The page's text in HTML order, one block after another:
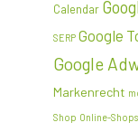
Calendar
SERP Google
Google
Markenrecht
Shop Online-Shops